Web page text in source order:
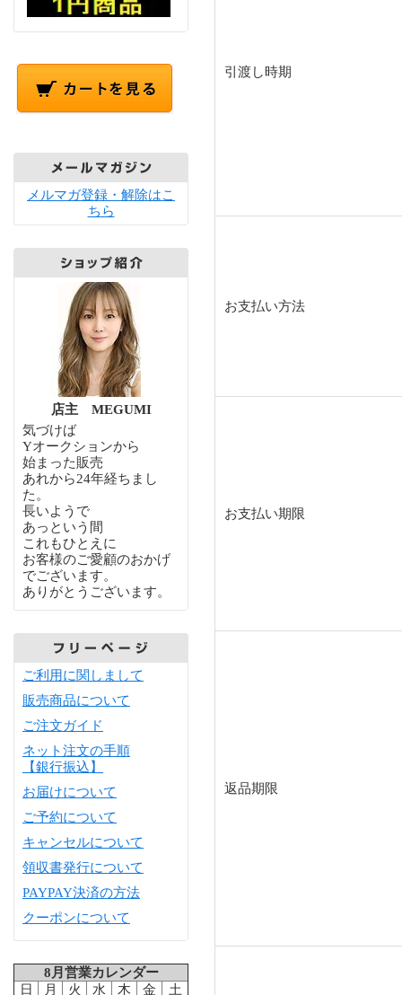
メルマガ登録・解除はこ
ちら
店主 MEGUMI
気づけば
Yオークションから
始まった販売
あれから24年経ちまし
た。
長いようで
あっという間
これもひとえに
お客様のご愛顧のおかげ
でございます。
ありがとうございます。
ご利用に関しまして
販売商品について
ご注文ガイド
ネット注文の手順
【銀行振込】
お届けについて
ご予約について
キャンセルについて
領収書発行について
PAYPAY決済の方法
クーポンについて
8月営業カレンダー
日
月 火 水 木 金
土
引渡し時期
お支払い方法
お支払い期限
返品期限